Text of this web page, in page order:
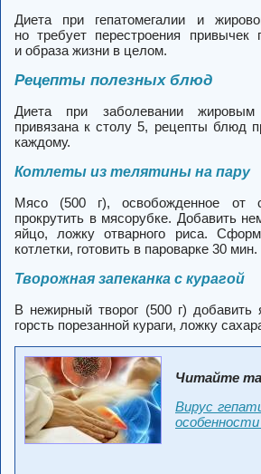
Диета при гепатомегалии и
но требует перестроения привычек
и образа жизни в целом.
Рецепты полезных блюд
Диета при заболевании жировым
привязана к столу 5, рецепты блюд
каждому.
Котлеты из телятины на пару
Мясо (500 г), освобожденное от
прокрутить в мясорубке. Добавить
яйцо, ложку отварного риса.
котлетки, готовить в пароварке 30 мин.
Творожная запеканка с курагой
В нежирный творог (500 г)
горсть порезанной кураги, ложку
Читайте
Вирус
особенности